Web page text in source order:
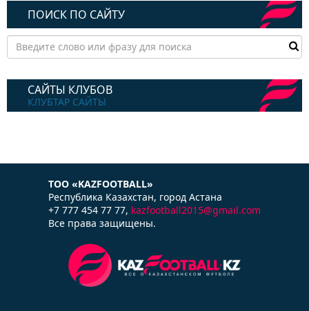
ПОИСК ПО САЙТУ
САЙТЫ КЛУБОВ
КЛУБТАР САЙТЫ
ТОО «KAZFOOTBALL»
Республика Казаxстан, город Астана
+7 777 454 77 77, kazfootball2015@gmail.com
Все права защищены.